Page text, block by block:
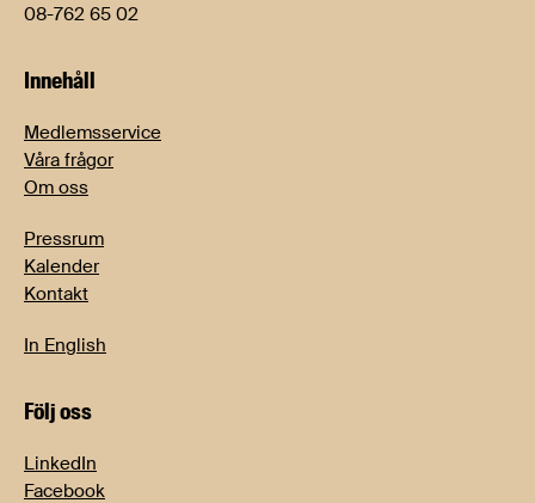
08-762 65 02
Innehåll
Medlemsservice
Våra frågor
Om oss
Pressrum
Kalender
Kontakt
In English
Följ oss
LinkedIn
Facebook